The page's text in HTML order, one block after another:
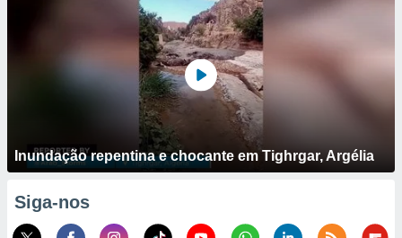
Inundação repentina e chocante em Tighrgar, Argélia
Siga-nos